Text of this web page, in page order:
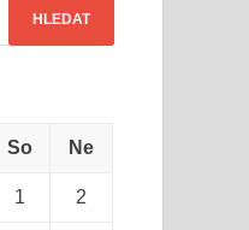
So Ne
1 2